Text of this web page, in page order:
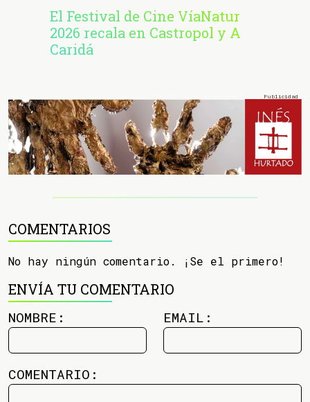
El Festival de Cine VíaNatur
2026 recala en Castropol y A
Caridá
COMENTARIOS
No hay ningún comentario. ¡Se el primero!
ENVÍA TU COMENTARIO
NOMBRE: EMAIL:
COMENTARIO: